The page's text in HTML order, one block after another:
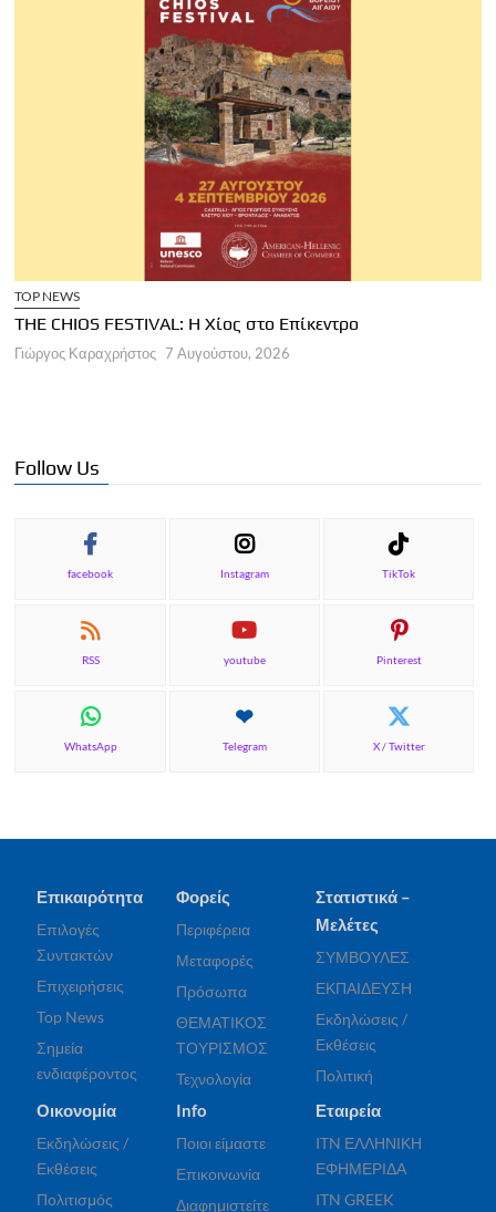
TOP NEWS
THE CHIOS FESTIVAL: Η Χίος στο Επίκεντρο
Γιώργος Καραχρήστος 7 Αυγούστου, 2026
Follow Us
facebook Instagram TikTok
RSS youtube Pinterest
WhatsApp Telegram X / Twitter
Επικαιρότητα
Επιλογές
Συντακτών
Επιχειρήσεις
Top News
Σημεία
ενδιαφέροντος
Φορείς
Περιφέρεια
Μεταφορές
Πρόσωπα
ΘΕΜΑΤΙΚΟΣ
ΤΟΥΡΙΣΜΟΣ
Τεχνολογία
Στατιστικά –
Μελέτες
ΣΥΜΒΟΥΛΕΣ
ΕΚΠΑΙΔΕΥΣΗ
Εκδηλώσεις /
Εκθέσεις
Πολιτική
Οικονομία
Εκδηλώσεις /
Εκθέσεις
Πολιτισμός
Info
Ποιοι είμαστε
Επικοινωνία
Διαφημιστείτε
Εταιρεία
ITN ΕΛΛΗΝΙΚΗ
ΕΦΗΜΕΡΙΔΑ
ITN GREEK